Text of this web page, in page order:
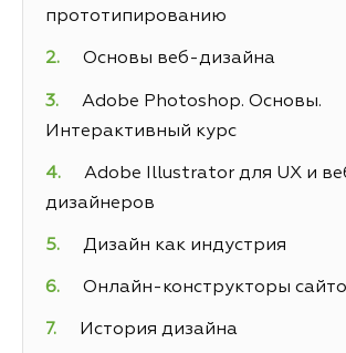
прототипированию
Основы веб-дизайна
Adobe Photoshop. Основы.
Интерактивный курс
Adobe Illustrator для UX и
дизайнеров
Дизайн как индустрия
Онлайн-конструкторы
История дизайна